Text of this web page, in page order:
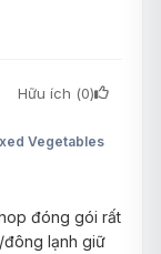
Hữu ích (0)
Vegetables
đóng gói rất
đông lạnh giữ